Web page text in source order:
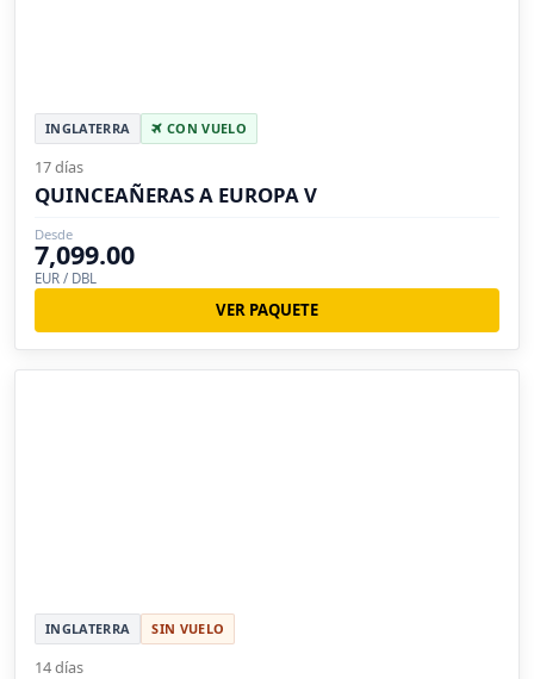
INGLATERRA CON VUELO
17 días
QUINCEAÑERAS A EUROPA V
Desde
7,099.00
EUR / DBL
VER PAQUETE
INGLATERRA SIN VUELO
14 días